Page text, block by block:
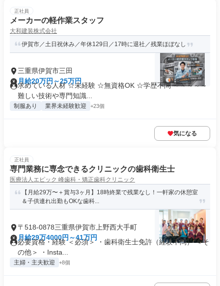
正社員
メーカーの軽作業スタッフ
大和建装株式会社
伊賀市／土日祝休み／年休129日／17時に退社／残業ほぼなし
三重県伊賀市三田
月給20万円～25万円
求めている人材 ☆未経験 ☆無資格OK ☆学歴不問 ～～～～～
難しい技術や専門知識...
制服あり 業界未経験歓迎 +23個
気になる
正社員
専門業務に専念できるクリニックの歯科衛生士
医療法人エピック 峰歯科・矯正歯科クリニック
【月給29万〜＋賞与3ヶ月】18時終業で残業なし！一軒家の休憩室
＆子供連れ出勤もOKな歯科...
〒518-0878三重県伊賀市上野西大手町
月給29万4000円～41万円
必要資格・経験 ＜必須＞ ・歯科衛生士免許（経験不問） ＜そ
の他＞ ・Insta...
主婦・主夫歓迎 +8個